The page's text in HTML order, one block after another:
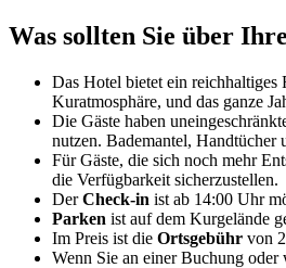
Was sollten Sie über
Das Hotel bietet ein reichhaltiges
Kuratmosphäre, und das ganze
Die Gäste haben
nutzen. Bademantel, Handtücher
Für Gäste, die sich noch mehr
die Verfügbarkeit sicherzustellen.
DerCheck-in ist ab 14:00 Uhr
Parken ist auf dem Kurgelände
Im Preis ist die Ortsgebühr von
Wenn Sie an einer Buchung